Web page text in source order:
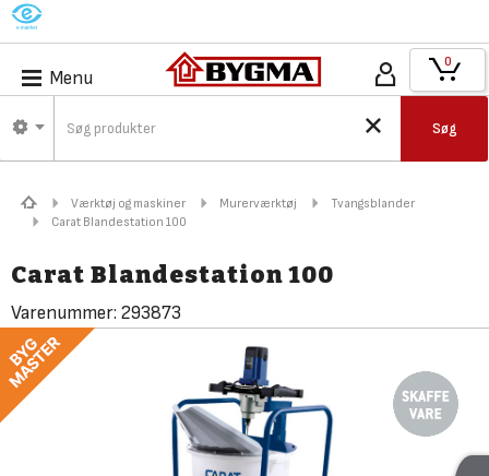
M
Menu
Søg
0
Værktøj og maskiner Murerværktøj
Tvangsblander
Carat Blandestation 100
Carat Blandestation 100
Varenummer: 293873